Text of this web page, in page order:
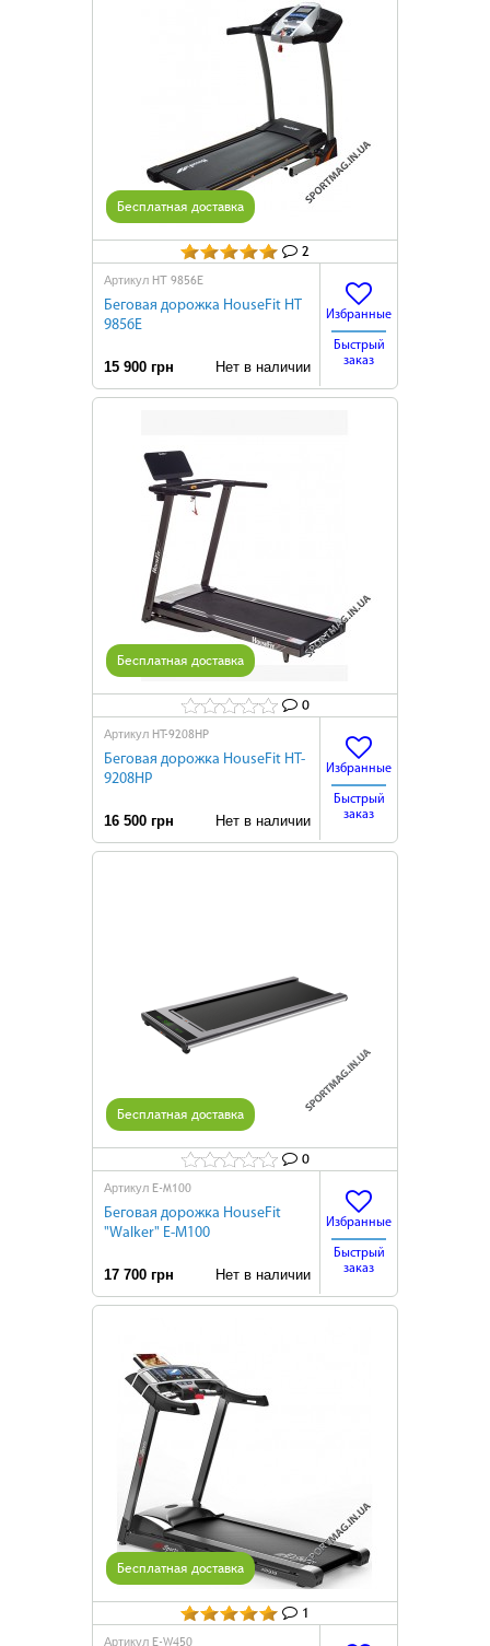
2
Бесплатная доставка
Артикул HТ 9856E
Беговая дорожка HouseFit HТ
9856E
15 900 грн Нет в наличии
Избранные
Быстрый
заказ
0
Бесплатная доставка
Артикул HT-9208HP
Беговая дорожка HouseFit HT-
9208HP
16 500 грн Нет в наличии
Избранные
Быстрый
заказ
0
Бесплатная доставка
Артикул E-M100
Беговая дорожка HouseFit
"Walker" E-M100
17 700 грн Нет в наличии
Избранные
Быстрый
заказ
1
Бесплатная доставка
Артикул E-W450